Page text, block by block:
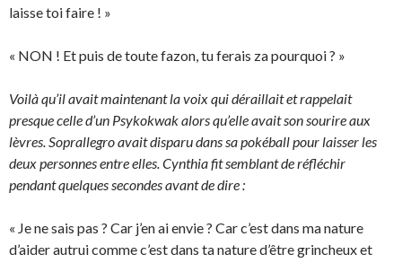
laisse toi faire ! »
« NON ! Et puis de toute fazon, tu ferais za pourquoi ? »
Voilà qu’il avait maintenant la voix qui déraillait et rappelait
presque celle d’un Psykokwak alors qu’elle avait son sourire aux
lèvres. Soprallegro avait disparu dans sa pokéball pour laisser les
deux personnes entre elles. Cynthia fit semblant de réfléchir
pendant quelques secondes avant de dire :
« Je ne sais pas ? Car j’en ai envie ? Car c’est dans ma nature
d’aider autrui comme c’est dans ta nature d’être grincheux et